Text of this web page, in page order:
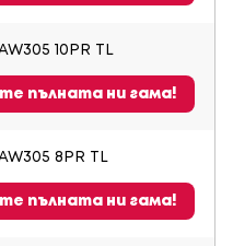
10PR TL
пълната ни гама!
8PR TL
пълната ни гама!